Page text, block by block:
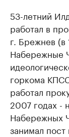
53-летний
работал в
г. Брежнев (в
Набережные
горкома
работал
2007 годах -
Набережных
занимал